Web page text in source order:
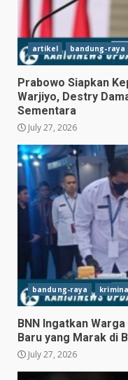
artikel bandung-raya
Prabowo Siapkan
Warjiyo, Destry
Sementara
July 27, 2026
bandung-raya
BNN Ingatkan
Baru yang Marak di
July 27, 2026